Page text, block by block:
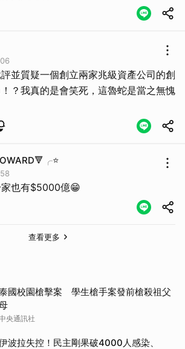
並質疑一個創立兩家兆級資產公司的創
？我真的是會笑死，這魯蛇是當之無愧
也有$5000億😁
查看更多
國校園槍擊案 學生槍手案發前槍殺祖父
央通訊社
波拉失控！民主剛果破4000人感染、